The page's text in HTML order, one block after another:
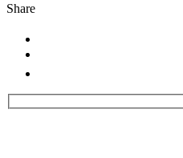
Share